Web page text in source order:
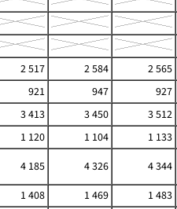
2 517 2 584
2 565
921 947
927
3 413 3 450
3 512
1 120 1 104
1 133
4 185 4 326
4 344
1 408 1 469
1 483